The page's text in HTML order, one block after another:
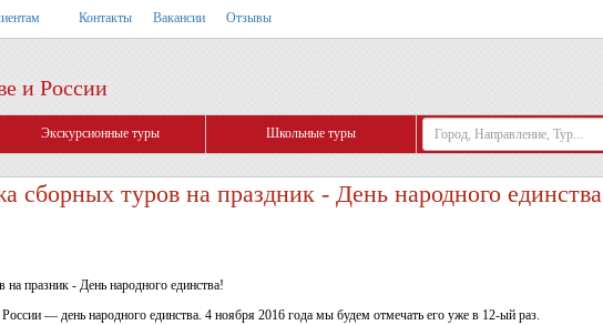
Контакты Вакансии Отзывы
и России
Экскурсионные туры Школьные туры
сборных туров на праздник - День народного единства
празник - День народного единства!
— день народного единства. 4 ноября 2016 года мы будем отмечать его уже в 12-ый раз.